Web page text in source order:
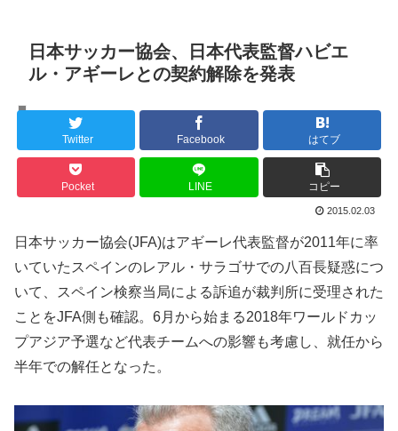
日本サッカー協会、日本代表監督ハビエ
ル・アギーレとの契約解除を発表
Twitter Facebook はてブ
Pocket LINE コピー
2015.02.03
日本サッカー協会(JFA)はアギーレ代表監督が2011年に率
いていたスペインのレアル・サラゴサでの八百長疑惑につ
いて、スペイン検察当局による訴追が裁判所に受理された
ことをJFA側も確認。6月から始まる2018年ワールドカッ
プアジア予選など代表チームへの影響も考慮し、就任から
半年での解任となった。